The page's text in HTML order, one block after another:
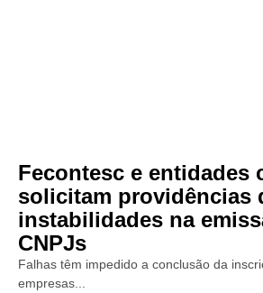
Fecontesc e entidades
solicitam providências
instabilidades na
CNPJs
Falhas têm impedido a conclusão da
empresas...